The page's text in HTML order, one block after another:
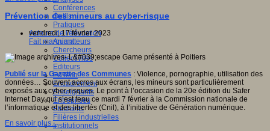
Conférences
Outils
Pratiques
Acteurs de l'éducation
Animateurs
Chercheurs
Collectivités
Editeurs
EdTech
Encadrement
Enseignants
Entreprises
Etudiants
Filières industrielles
Institutionnels
Prévention des mineurs au cyber-risque
vendredi, 17 février 2023
Fait marquant
Publié sur la Gazette des Communes : Violence, pornographie, utilisation des
données… Souvent accros aux écrans, les mineurs sont particulièrement
exposés aux cyber-risques. Le point à l’occasion de la 20e édition du Safer
Internet Day qui s’est tenu ce mardi 7 février à la Commission nationale de
l’informatique et des libertés (Cnil), à l’initiative de Génération numérique.
En savoir plus...